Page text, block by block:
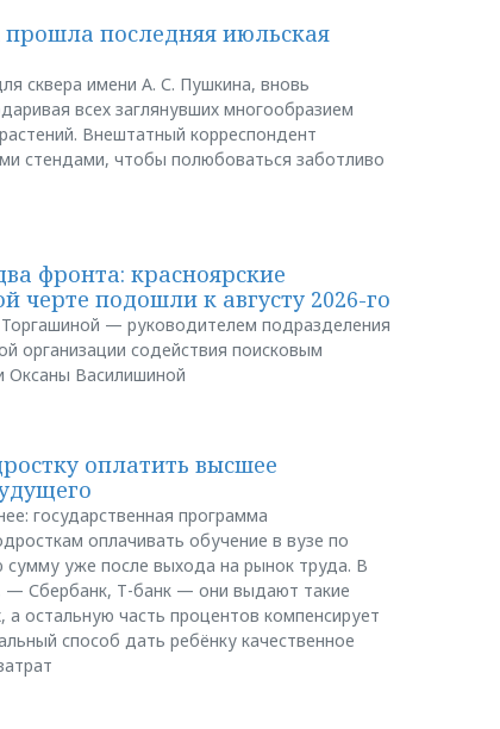
последняя июльская
сквера имени А. С. Пушкина, вновь
всех заглянувших многообразием
Внештатный корреспондент
стендами, чтобы полюбоваться заботливо
фронта: красноярские
черте подошли к августу 2026-го
— руководителем подразделения
организации содействия поисковым
Оксаны Василишиной
оплатить высшее
государственная программа
оплачивать обучение в вузе по
сумму уже после выхода на рынок труда. В
— Сбербанк, Т-банк — они выдают такие
остальную часть процентов компенсирует
способ дать ребёнку качественное